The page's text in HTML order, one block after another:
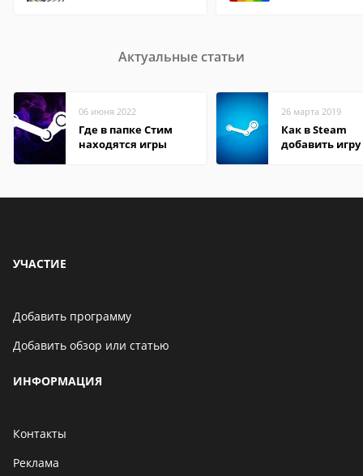
Актуальные статьи
06 июня 2022
Где в папке Стим
находятся игры
26 марта 2019
Как в Steam
добавить игру
УЧАСТИЕ
Добавить программу
Добавить обзор или статью
ИНФОРМАЦИЯ
Контакты
Реклама